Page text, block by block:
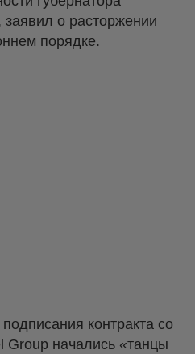
заявил о расторжении
порядке.
контракта со
Group начались «танцы